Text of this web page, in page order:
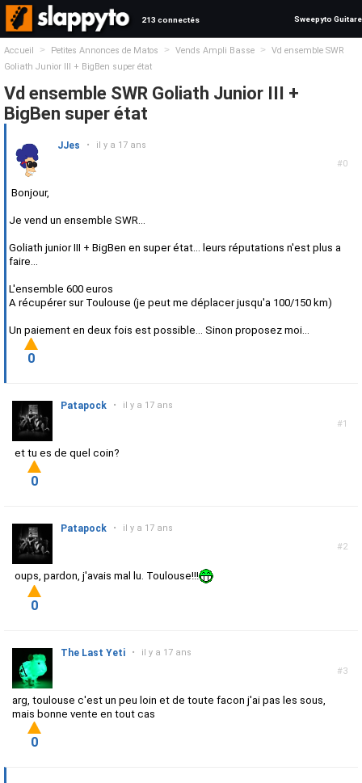
213 connectés Sweepyto Guitare
Accueil > Petites Annonces de Matos > Vends Ampli Basse >
Vd ensemble SWR
Goliath Junior III + BigBen super état
Vd ensemble SWR Goliath Junior III +
BigBen super état
#0
JJes • il y a 17 ans
Bonjour,
Je vend un ensemble SWR...
Goliath junior III + BigBen en super état... leurs réputations n'est plus a
faire...
L'ensemble 600 euros
A récupérer sur Toulouse (je peut me déplacer jusqu'a 100/150 km)
Un paiement en deux fois est possible... Sinon proposez moi...
0
#1
Patapock • il y a 17 ans
et tu es de quel coin?
0
#2
Patapock • il y a 17 ans
oups, pardon, j'avais mal lu. Toulouse!!!
0
#3
The Last Yeti • il y a 17 ans
arg, toulouse c'est un peu loin et de toute facon j'ai pas les sous,
mais bonne vente en tout cas
0